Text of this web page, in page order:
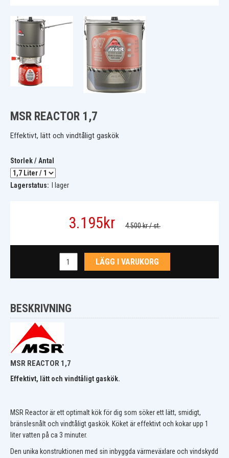
MSR REACTOR 1,7
Effektivt, lätt och vindtåligt gaskök
Storlek / Antal
Lagerstatus: I lager
3.195kr 4.500 kr/ st.
LÄGG I VARUKORG
BESKRIVNING
MSR REACTOR 1,7
Effektivt, lätt och vindtåligt gaskök.
MSR Reactor är ett optimalt kök för dig som söker ett lätt, smidigt,
bränslesnålt och vindtåligt gaskök. Köket är effektivt och kokar upp 1
liter vatten på ca 3 minuter.
Den unika konstruktionen med sin inbyggda värmeväxlare och vindskydd